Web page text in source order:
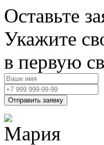
Оставьте
Укажите
в первую
Отправить заявку